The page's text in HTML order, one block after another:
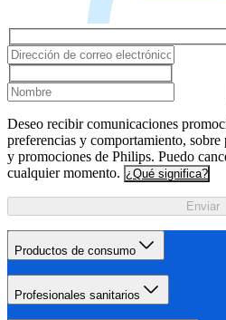
Deseo recibir comunicaciones
preferencias y comportamiento,
y promociones de Philips. Puedo
cualquier momento. ¿Qué significa?
Enviar
Productos de consumo
Profesionales sanitarios